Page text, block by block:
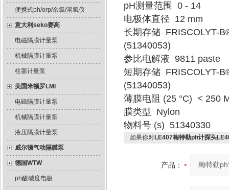
便携式ph/orp/余氯/溶氧仪
意大利seko赛高
电磁隔膜计量泵
机械隔膜计量泵
柱塞计量泵
美国米顿罗LMI
电磁隔膜计量泵
机械隔膜计量泵
液压隔膜计量泵
威尔顿气动隔膜泵
德国WTW
ph酸碱度电极
pH测量范围 0 - 14
电极体直径 12 mm
长期存储 FRISCOLYT-
(51340053)
参比电解液 9811 paste
短期存储 FRISCOLYT-
(51340053)
薄膜电阻 (25 °C) < 250
膜类型 Nylon
物料号 (s) 51340330
如果你对LE407梅特勒ph计探头
产品：